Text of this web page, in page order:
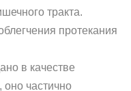
тракта.
протекания
в качестве
частично